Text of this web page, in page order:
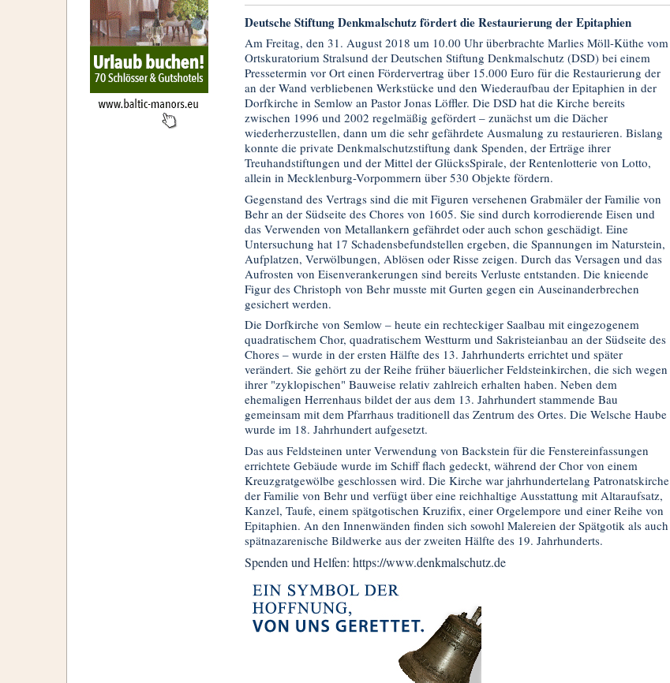
Deutsche Stiftung Denkmalschutz fördert die Restaurierung der Epitaphien
Am Freitag, den 31. August 2018 um 10.00 Uhr überbrachte Marlies Möll-Küthe vom
Ortskuratorium Stralsund der Deutschen Stiftung Denkmalschutz (DSD) bei einem
Pressetermin vor Ort einen Fördervertrag über 15.000 Euro für die Restaurierung der
an der Wand verbliebenen Werkstücke und den Wiederaufbau der Epitaphien in der
Dorfkirche in Semlow an Pastor Jonas Löffler. Die DSD hat die Kirche bereits
zwischen 1996 und 2002 regelmäßig gefördert – zunächst um die Dächer
wiederherzustellen, dann um die sehr gefährdete Ausmalung zu restaurieren. Bislang
konnte die private Denkmalschutzstiftung dank Spenden, der Erträge ihrer
Treuhandstiftungen und der Mittel der GlücksSpirale, der Rentenlotterie von Lotto,
allein in Mecklenburg-Vorpommern über 530 Objekte fördern.
Gegenstand des Vertrags sind die mit Figuren versehenen Grabmäler der Familie von
Behr an der Südseite des Chores von 1605. Sie sind durch korrodierende Eisen und
das Verwenden von Metallankern gefährdet oder auch schon geschädigt. Eine
Untersuchung hat 17 Schadensbefundstellen ergeben, die Spannungen im Naturstein,
Aufplatzen, Verwölbungen, Ablösen oder Risse zeigen. Durch das Versagen und das
Aufrosten von Eisenverankerungen sind bereits Verluste entstanden. Die knieende
Figur des Christoph von Behr musste mit Gurten gegen ein Auseinanderbrechen
gesichert werden.
Die Dorfkirche von Semlow – heute ein rechteckiger Saalbau mit eingezogenem
quadratischem Chor, quadratischem Westturm und Sakristeianbau an der Südseite des
Chores – wurde in der ersten Hälfte des 13. Jahrhunderts errichtet und später
verändert. Sie gehört zu der Reihe früher bäuerlicher Feldsteinkirchen, die sich wegen
ihrer "zyklopischen" Bauweise relativ zahlreich erhalten haben. Neben dem
ehemaligen Herrenhaus bildet der aus dem 13. Jahrhundert stammende Bau
gemeinsam mit dem Pfarrhaus traditionell das Zentrum des Ortes. Die Welsche Haube
wurde im 18. Jahrhundert aufgesetzt.
Das aus Feldsteinen unter Verwendung von Backstein für die Fenstereinfassungen
errichtete Gebäude wurde im Schiff flach gedeckt, während der Chor von einem
Kreuzgratgewölbe geschlossen wird. Die Kirche war jahrhundertelang Patronatskirche
der Familie von Behr und verfügt über eine reichhaltige Ausstattung mit Altaraufsatz,
Kanzel, Taufe, einem spätgotischen Kruzifix, einer Orgelempore und einer Reihe von
Epitaphien. An den Innenwänden finden sich sowohl Malereien der Spätgotik als auch
spätnazarenische Bildwerke aus der zweiten Hälfte des 19. Jahrhunderts.
Spenden und Helfen: https://www.denkmalschutz.de